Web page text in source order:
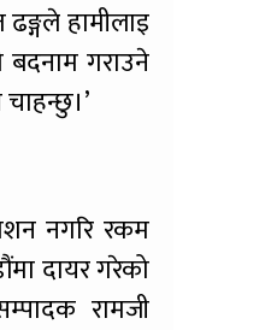
हामीलाइ
गराउने
नगरि रकम
दायर गरेको
रामजी